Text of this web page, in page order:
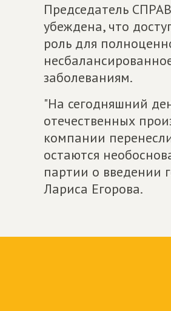
Председатель
убеждена, что
роль для
заболеваниям.
"На сегодняшний
отечественных
компании
остаются
партии о введении
Лариса Егорова.